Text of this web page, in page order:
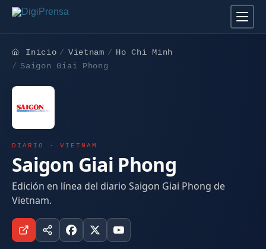
Inicio Vietnam
Ho Chi Minh
Saigon Giai Phong
DIARIO · VIETNAM
Saigon Giai Phong
Edición en línea del diario Saigon Giai Phong de
Vietnam.